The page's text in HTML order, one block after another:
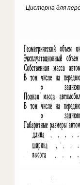
Цистерна для